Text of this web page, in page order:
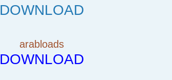
DOWNLOAD
arabloads
DOWNLOAD